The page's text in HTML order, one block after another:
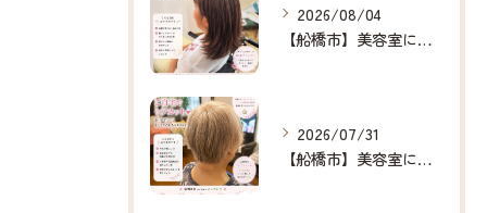
2026/08/04
【船橋市】美容室に行けない…をなくしたい✂️✨
2026/07/31
【船橋市】美容室に行けない…をなくしたい✂️✨